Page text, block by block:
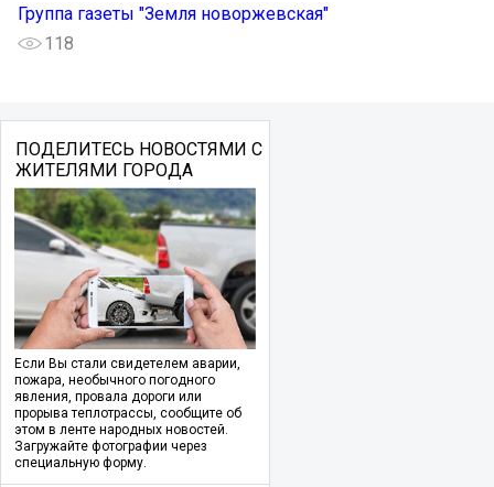
Группа газеты "Земля новоржевская"
118
ПОДЕЛИТЕСЬ НОВОСТЯМИ С
ЖИТЕЛЯМИ ГОРОДА
Если Вы стали свидетелем аварии,
пожара, необычного погодного
явления, провала дороги или
прорыва теплотрассы, сообщите об
этом в ленте народных новостей.
Загружайте фотографии через
специальную форму.